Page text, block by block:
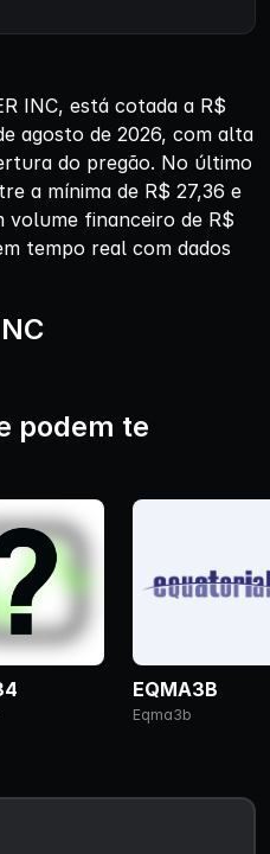
INC, está cotada a R$
agosto de 2026, com alta
do pregão. No último
a mínima de R$ 27,36 e
volume financeiro de R$
tempo real com dados
podem te
EQMA3B
Eqma3b